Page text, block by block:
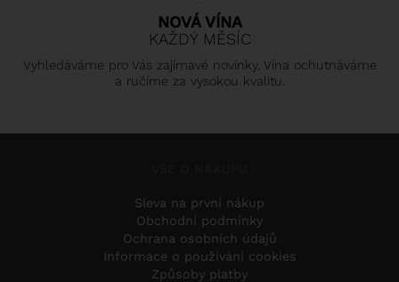
NOVÁ VÍNA
KAŽDÝ MĚSÍC
Vyhledáváme pro Vás zajímavé novinky. Vína ochutnáváme
a ručíme za vysokou kvalitu.
Sleva na první nákup
Obchodní podmínky
Ochrana osobních údajů
Informace o používání cookies
Způsoby platby